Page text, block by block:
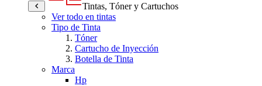
Tintas, Tóner y Cartuchos
Ver todo en tintas
Tipo de Tinta
Tóner
Cartucho de Inyección
Botella de Tinta
Marca
Hp